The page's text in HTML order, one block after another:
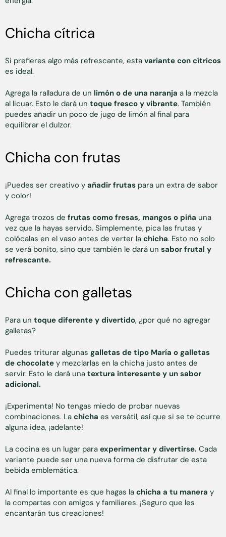
Chicha cítrica
Si prefieres algo más refrescante, esta variante con cítricos
es ideal.
Agrega la ralladura de un limón o de una naranja a la mezcla
al licuar. Esto le dará un toque fresco y vibrante. También
puedes añadir un poco de jugo de limón al final para
equilibrar el dulzor.
Chicha con frutas
¡Puedes ser creativo y añadir frutas para un extra de sabor
y color!
Agrega trozos de frutas como fresas, mangos o piña una
vez que la hayas servido. Simplemente, pica las frutas y
colócalas en el vaso antes de verter la chicha. Esto no solo
se verá bonito, sino que también le dará un sabor frutal y
refrescante.
Chicha con galletas
Para un toque diferente y divertido, ¿por qué no agregar
galletas?
Puedes triturar algunas galletas de tipo María o galletas
de chocolate y mezclarlas en la chicha justo antes de
servir. Esto le dará una textura interesante y un sabor
adicional.
¡Experimenta! No tengas miedo de probar nuevas
combinaciones. La chicha es versátil, así que si se te ocurre
alguna idea, ¡adelante!
La cocina es un lugar para experimentar y divertirse. Cada
variante puede ser una nueva forma de disfrutar de esta
bebida emblemática.
Al final lo importante es que hagas la chicha a tu manera y
la compartas con amigos y familiares. ¡Seguro que les
encantarán tus creaciones!